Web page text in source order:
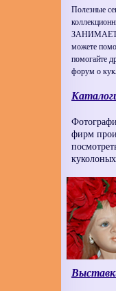
Полезные
можете
помогайте
форум о
фирм